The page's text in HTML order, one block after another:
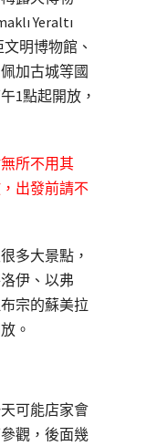
Yeraltı
明博物館、
加古城等國
1點起開放，
所不用其
出發前請不
多大景點，
伊、以弗
宗的蘇美拉
。
可能店家會
觀，後面幾